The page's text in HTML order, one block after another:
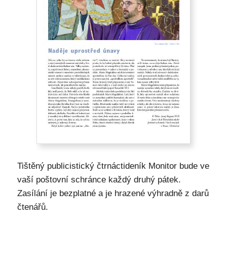
Tištěný publicistický čtrnáctideník Monitor bude ve
vaší poštovní schránce každý druhý pátek.
Zasílání je bezplatné a je hrazené výhradně z darů
čtenářů.